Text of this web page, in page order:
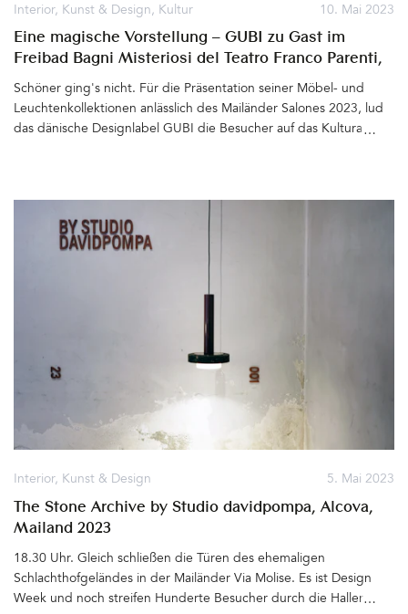
10. Mai 2023
Interior, Kunst & Design, Kultur
Eine magische Vorstellung – GUBI zu Gast im
Freibad Bagni Misteriosi del Teatro Franco Parenti,
Milano
Schöner ging's nicht. Für die Präsentation seiner Möbel- und
Leuchtenkollektionen anlässlich des Mailänder Salones 2023, lud
das dänische Designlabel GUBI die Besucher auf das Kulturareal
Eisbahn und im Sommer zum Freibad werden. Umsäumt von
Kräuter- und Rosenbeeten, flachen Betontreppen, Gebäuden
und Terrassen, finden hier regelmäßig Theatervorstellungen und
5. Mai 2023
Interior, Kunst & Design
The Stone Archive by Studio davidpompa, Alcova,
Mailand 2023
18.30 Uhr. Gleich schließen die Türen des ehemaligen
Schlachthofgeländes in der Mailänder Via Molise. Es ist Design
Week und noch streifen Hunderte Besucher durch die Hallen und